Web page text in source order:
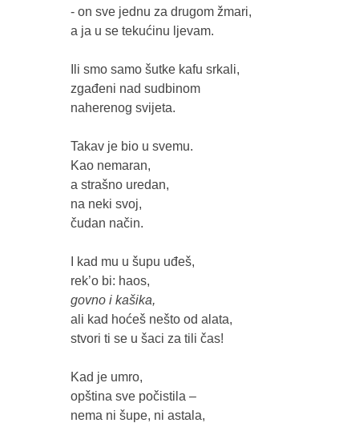
- on sve jednu za drugom žmari,
a ja u se tekućinu ljevam.
Ili smo samo šutke kafu srkali,
zgađeni nad sudbinom
naherenog svijeta.
Takav je bio u svemu.
Kao nemaran,
a strašno uredan,
na neki svoj,
čudan način.
I kad mu u šupu uđeš,
govno i kašika,
ali kad hoćeš nešto od alata,
stvori ti se u šaci za tili čas!
Kad je umro,
opština sve počistila –
nema ni šupe, ni astala,